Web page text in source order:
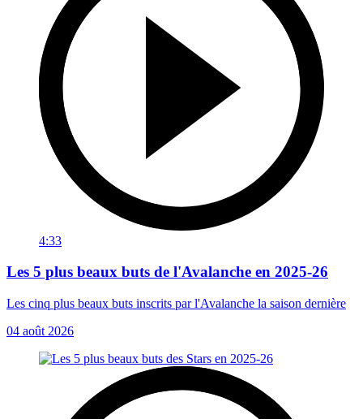
4:33
Les 5 plus beaux buts de l'Avalanche en 2025-26
Les cinq plus beaux buts inscrits par l'Avalanche la saison dernière
04 août 2026